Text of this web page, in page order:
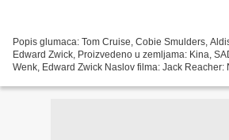
Popis glumaca: Tom Cruise, Cobie Smulders,
Edward Zwick, Proizvedeno u zemljama: Kina,
Wenk, Edward Zwick Naslov filma: Jack Reacher: